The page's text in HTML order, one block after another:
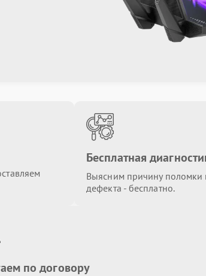
Бесплатная
Выясним причину поломки
дефекта - бесплатно.
по договору